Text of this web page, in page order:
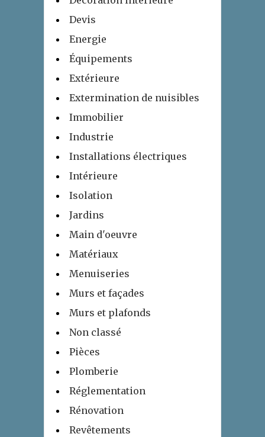
Devis
Energie
Équipements
Extérieure
Extermination de nuisibles
Immobilier
Industrie
Installations électriques
Intérieure
Isolation
Jardins
Main d'oeuvre
Matériaux
Menuiseries
Murs et façades
Murs et plafonds
Non classé
Pièces
Plomberie
Réglementation
Rénovation
Revêtements